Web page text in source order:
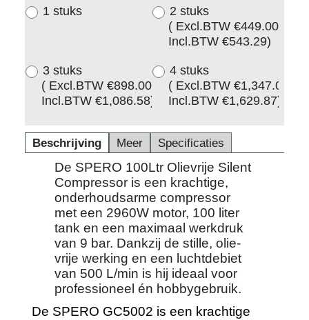
1 stuks
2 stuks
( Excl.BTW€449.00
Incl.BTW€543.29)
3 stuks
( Excl.BTW €898.00
Incl.BTW €1,086.58)
4 stuks
( Excl.BTW€1,347.00
Incl.BTW€1,629.87)
Beschrijving Meer Specificaties
De SPERO 100Ltr Olievrije Silent
Compressor is een krachtige,
onderhoudsarme compressor
met een 2960W motor, 100 liter
tank en een maximaal werkdruk
van 9 bar. Dankzij de stille, olie-
vrije werking en een luchtdebiet
van 500 L/min is hij ideaal voor
professioneel én hobbygebruik.
De SPERO GC5002 is een krachtige